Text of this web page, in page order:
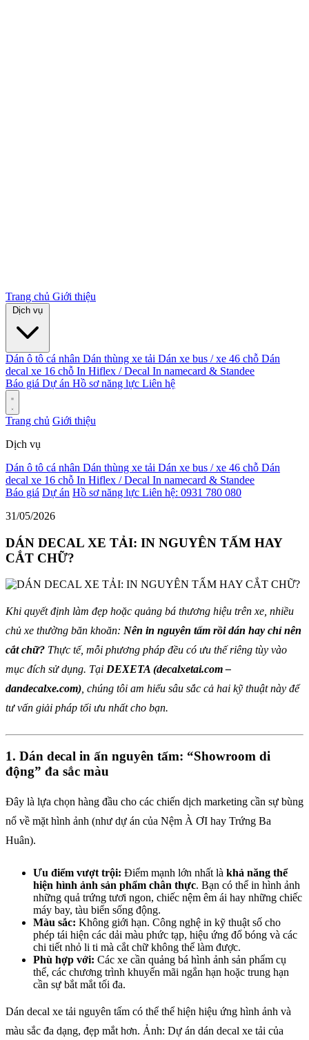
Trang chủ Giới thiệu
Dán ô tô cá nhân Dán thùng xe tải Dán xe bus / xe 46 chỗ Dán
decal xe 16 chỗ In Hiflex / Decal In namecard & Standee
Báo giá Dự án Hồ sơ năng lực Liên hệ
Trang chủ Giới thiệu
Dịch vụ
Dán ô tô cá nhân Dán thùng xe tải Dán xe bus / xe 46 chỗ Dán
decal xe 16 chỗ In Hiflex / Decal In namecard & Standee
Báo giá Dự án Hồ sơ năng lực Liên hệ: 0931 780 080
31/05/2026
DÁN DECAL XE TẢI: IN NGUYÊN TẤM HAY
CẮT CHỮ?
Khi quyết định làm đẹp hoặc quảng bá thương hiệu trên xe, nhiều
chủ xe thường băn khoăn: Nên in nguyên tấm rồi dán hay chỉ nên
cắt chữ? Thực tế, mỗi phương pháp đều có ưu thế riêng tùy vào
mục đích sử dụng. Tại DEXETA (decalxetai.com –
dandecalxe.com), chúng tôi am hiểu sâu sắc cả hai kỹ thuật này để
tư vấn giải pháp tối ưu nhất cho bạn.
1. Dán decal in ấn nguyên tấm: “Showroom di
động” đa sắc màu
Đây là lựa chọn hàng đầu cho các chiến dịch marketing cần sự bùng
nổ về mặt hình ảnh (như dự án của Nệm À ƠI hay Trứng Ba
Huân).
Ưu điểm vượt trội: Điểm mạnh lớn nhất là khả năng thể
hiện hình ảnh sản phẩm chân thực. Bạn có thể in hình ảnh
những quả trứng tươi ngon, chiếc nệm êm ái hay những chiếc
máy bay, tàu biển sống động.
Màu sắc: Không giới hạn. Công nghệ in kỹ thuật số cho
phép tái hiện các dải màu phức tạp, hiệu ứng đổ bóng và các
chi tiết nhỏ li ti mà cắt chữ không thể làm được.
Phù hợp với: Các xe cần quảng bá hình ảnh sản phẩm cụ
thể, các chương trình khuyến mãi ngắn hạn hoặc trung hạn
cần sự bắt mắt tối đa.
Dán decal xe tải nguyên tấm có thể thể hiện hiệu ứng hình ảnh và
màu sắc đa dạng, đẹp mắt hơn. Ảnh: Dự án dán decal xe tải của